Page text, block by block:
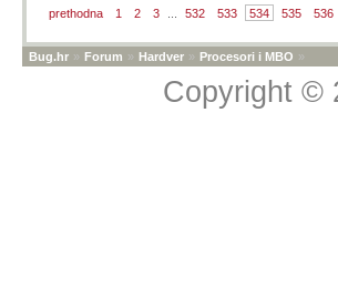
prethodna 1 2 3 532 533 534 535 536
Bug.hr » Forum » Hardver » Procesori i MBO »
Copyright ©